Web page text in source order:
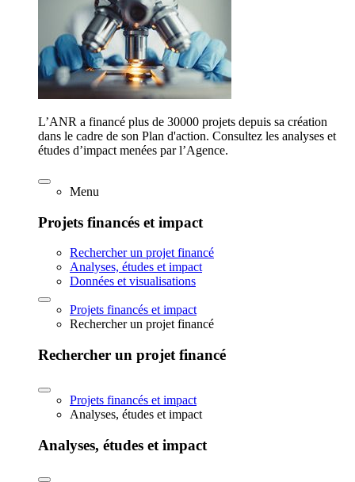
L’ANR a financé plus de 30000 projets depuis sa création
dans le cadre de son Plan d'action. Consultez les analyses et
études d’impact menées par l’Agence.
Menu
Projets financés et impact
Rechercher un projet financé
Analyses, études et impact
Données et visualisations
Projets financés et impact
Rechercher un projet financé
Rechercher un projet financé
Projets financés et impact
Analyses, études et impact
Analyses, études et impact